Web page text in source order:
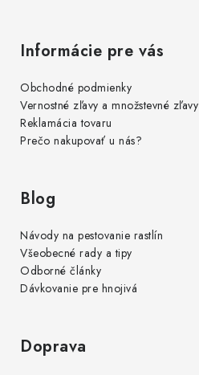
Informácie pre vás
Obchodné podmienky
Vernostné zľavy a množstevné zľavy
Reklamácia tovaru
Prečo nakupovať u nás?
Blog
Návody na pestovanie rastlín
Všeobecné rady a tipy
Odborné články
Dávkovanie pre hnojivá
Doprava